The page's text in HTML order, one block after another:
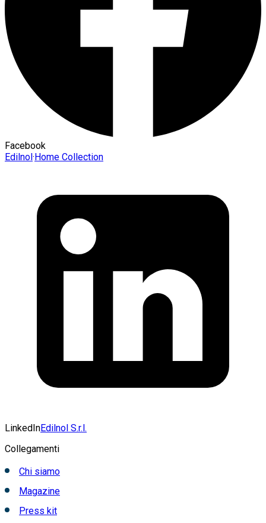
Facebook
Edilnol·Home Collection
LinkedInEdilnol S.r.l.
Collegamenti
Chi siamo
Magazine
Press kit